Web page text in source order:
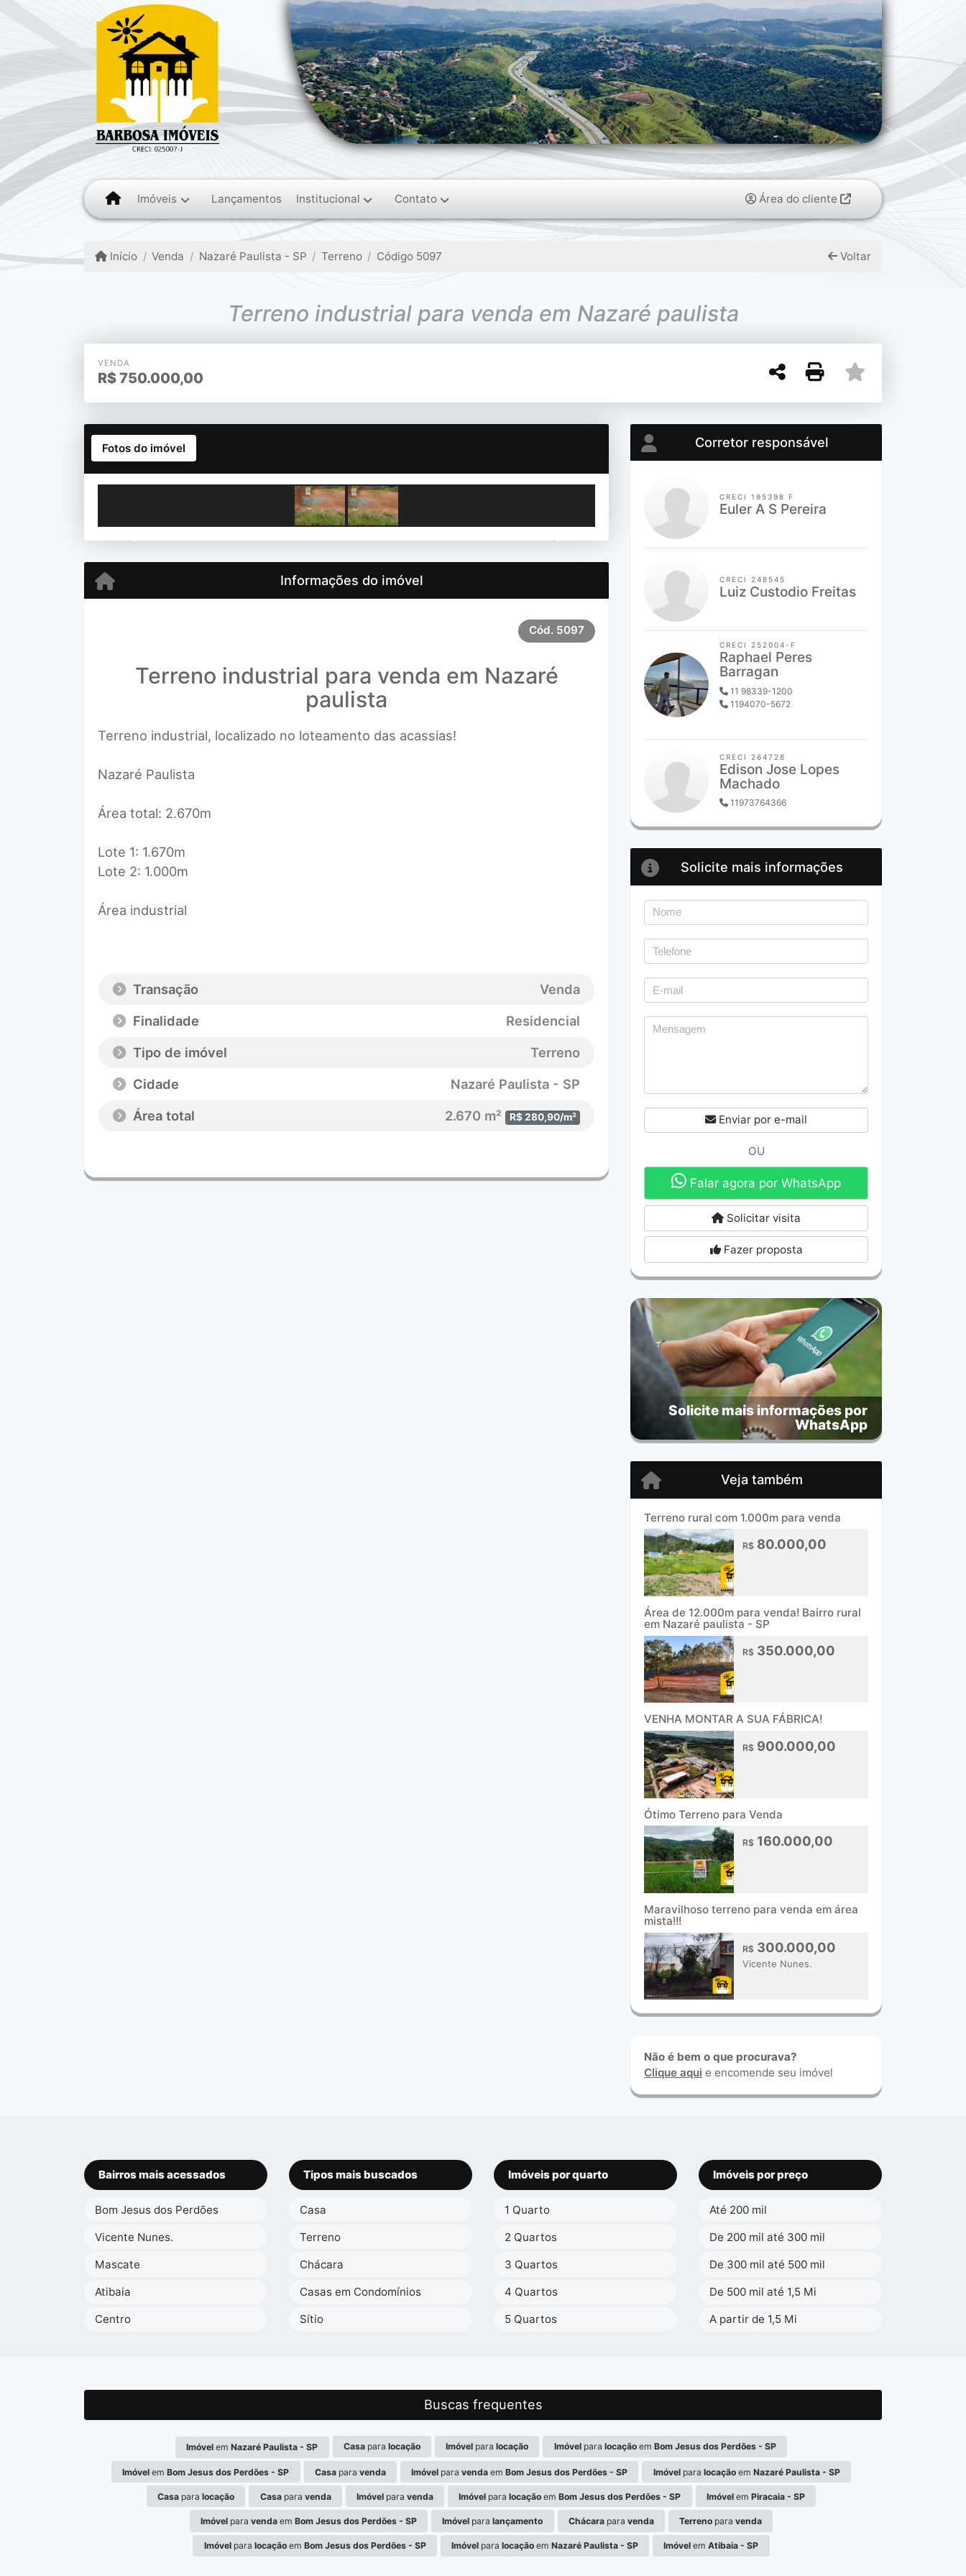
Imóveis Lançamentos Institucional Contato Área do cliente
Início Venda Nazaré Paulista - SP Terreno Código 5097 Voltar
Terreno industrial para venda em Nazaré paulista
VENDA
R$750.000,00
Fotos do imóvel
Informações do imóvel
Cód. 5097
Terreno industrial para venda em Nazaré
paulista
Terreno industrial, localizado no loteamento das acassias!
Nazaré Paulista
Área total: 2.670m
Lote 1: 1.670m
Lote 2: 1.000m
Área industrial
Transação
Venda
Finalidade
Residencial
Tipo de imóvel
Terreno
Cidade
Nazaré Paulista - SP
Área total
2.670 m² R$ 280,90/m²
Corretor responsável
CRECI 195398 F
Euler A S Pereira
CRECI 248545
Luiz Custodio Freitas
CRECI 252004-F
Raphael Peres
Barragan
11 98339-1200
1194070-5672
CRECI 264728
Edison Jose Lopes
Machado
11973764366
Solicite mais informações
Enviar por e-mail
OU
Falar agora por WhatsApp
Solicitar visita
Fazer proposta
Solicite mais informações por
WhatsApp
Veja também
Terreno rural com 1.000m para venda
R$80.000,00
Área de 12.000m para venda! Bairro rural
em Nazaré paulista - SP
R$350.000,00
VENHA MONTAR A SUA FÁBRICA!
R$900.000,00
Ótimo Terreno para Venda
R$160.000,00
Maravilhoso terreno para venda em área
mista!!!
R$300.000,00
Vicente Nunes.
Não é bem o que procurava?
Clique aqui e encomende seu imóvel
Bairros mais acessados
Bom Jesus dos Perdões
Vicente Nunes.
Mascate
Atibaia
Centro
Tipos mais buscados
Casa
Terreno
Chácara
Casas em Condomínios
Sítio
Imóveis por quarto
1 Quarto
2 Quartos
3 Quartos
4 Quartos
5 Quartos
Imóveis por preço
Até 200 mil
De 200 mil até 300 mil
De 300 mil até 500 mil
De 500 mil até 1,5 Mi
A partir de 1,5 Mi
Buscas frequentes
Imóvel emNazaré Paulista - SP Casapara locação Imóvel paralocação Imóvelpara locaçãoem Bom Jesus dos Perdões - SP
Imóvel emBom Jesus dos Perdões - SP Casapara venda Imóvel paravenda emBom Jesus dos Perdões - SP Imóvelpara locaçãoem Nazaré Paulista - SP
Casa paralocação Casapara venda Imóvel para venda Imóvel paralocação emBom Jesus dos Perdões - SP Imóvelem Piracaia - SP
Imóvelpara vendaem Bom Jesus dos Perdões - SP Imóvel paralançamento Chácarapara venda Terreno paravenda
Imóvelpara locaçãoem Bom Jesus dos Perdões - SP Imóvel para locação em Nazaré Paulista - SP Imóvel emAtibaia - SP